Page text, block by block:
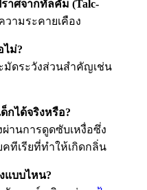
าศจากทัลคัม (Talc-
วามระคายเคือง
ไม่?
มัดระวังส่วนสำคัญเช่น
กได้จริงหรือ?
านการดูดซับเหงื่อซึ่ง
ทีเรียที่ทำให้เกิดกลิ่น
แบบไหน?